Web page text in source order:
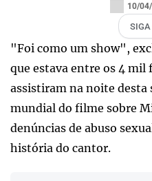
10/
SIGA
"Foi como um show",
que estava entre os 4 mil
assistiram na noite
mundial do filme sobre
denúncias de abuso
história do cantor.